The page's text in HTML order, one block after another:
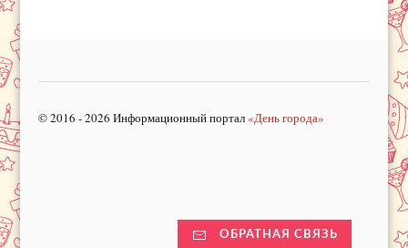
© 2016 - 2026 Информационный портал «День города»
ОБРАТНАЯ СВЯЗЬ